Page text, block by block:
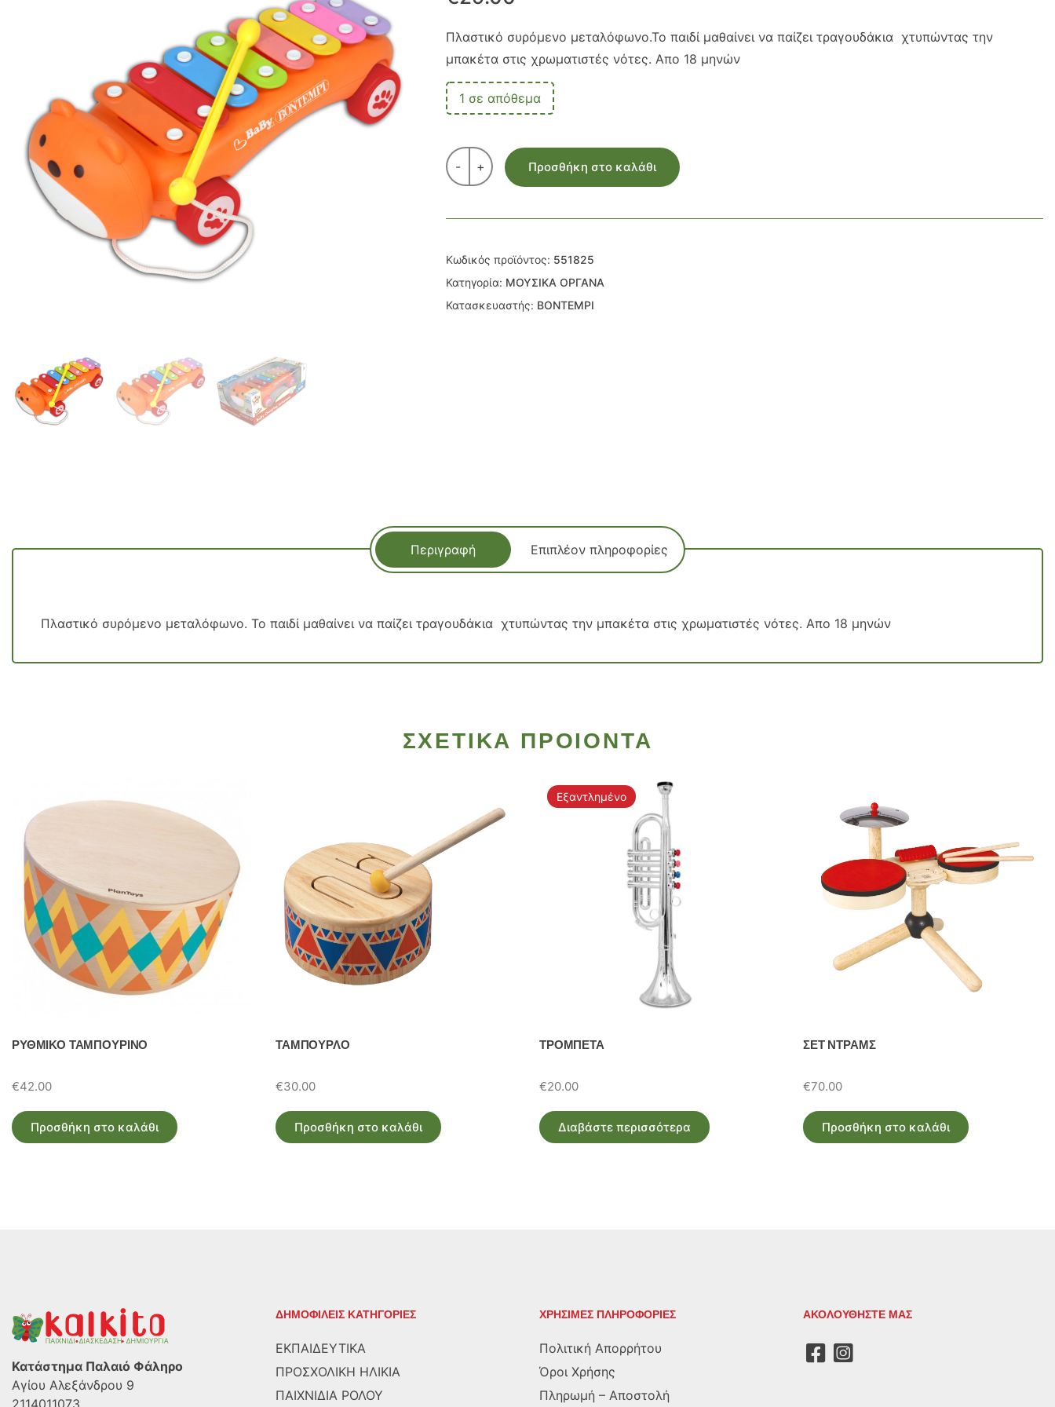
Πλαστικό συρόμενο μεταλόφωνο.Το παιδί μαθαίνει να παίζει τραγουδάκια χτυπώντας την
μπακέτα στις χρωματιστές νότες. Απο 18 μηνών
1 σε απόθεμα
- + Προσθήκη στο καλάθι
Κωδικός προϊόντος: 551825
Κατηγορία: ΜΟΥΣΙΚΑ ΟΡΓΑΝΑ
Κατασκευαστής: BONTEMPI
Περιγραφή Επιπλέον πληροφορίες
Πλαστικό συρόμενο μεταλόφωνο. Το παιδί μαθαίνει να παίζει τραγουδάκια χτυπώντας την μπακέτα στις χρωματιστές νότες. Απο 18 μηνών
ΣΧΕΤΙΚΑ ΠΡΟΙΟΝΤΑ
ΡΥΘΜΙΚΟ ΤΑΜΠΟΥΡΙΝΟ
€42.00
Προσθήκη στο καλάθι
ΤΑΜΠΟΥΡΛΟ
€30.00
Προσθήκη στο καλάθι
Εξαντλημένο
ΤΡΟΜΠΕΤΑ
€20.00
Διαβάστε περισσότερα
ΣΕΤ ΝΤΡΑΜΣ
€70.00
Προσθήκη στο καλάθι
Κατάστημα Παλαιό Φάληρο
Αγίου Αλεξάνδρου 9
2114011073
ΔΗΜΟΦΙΛΕΙΣ ΚΑΤΗΓΟΡΙΕΣ
ΕΚΠΑΙΔΕΥΤΙΚΑ
ΠΡΟΣΧΟΛΙΚΗ ΗΛΙΚΙΑ
ΠΑΙΧΝΙΔΙΑ ΡΟΛΟΥ
ΧΡΗΣΙΜΕΣ ΠΛΗΡΟΦΟΡΙΕΣ
Πολιτική Απορρήτου
Όροι Χρήσης
Πληρωμή – Αποστολή
ΑΚΟΛΟΥΘΗΣΤΕ ΜΑΣ